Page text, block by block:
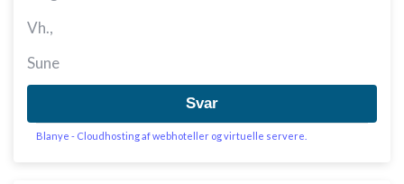
Vh.,
Sune
Svar
Blanye - Cloudhosting af webhoteller og virtuelle servere.